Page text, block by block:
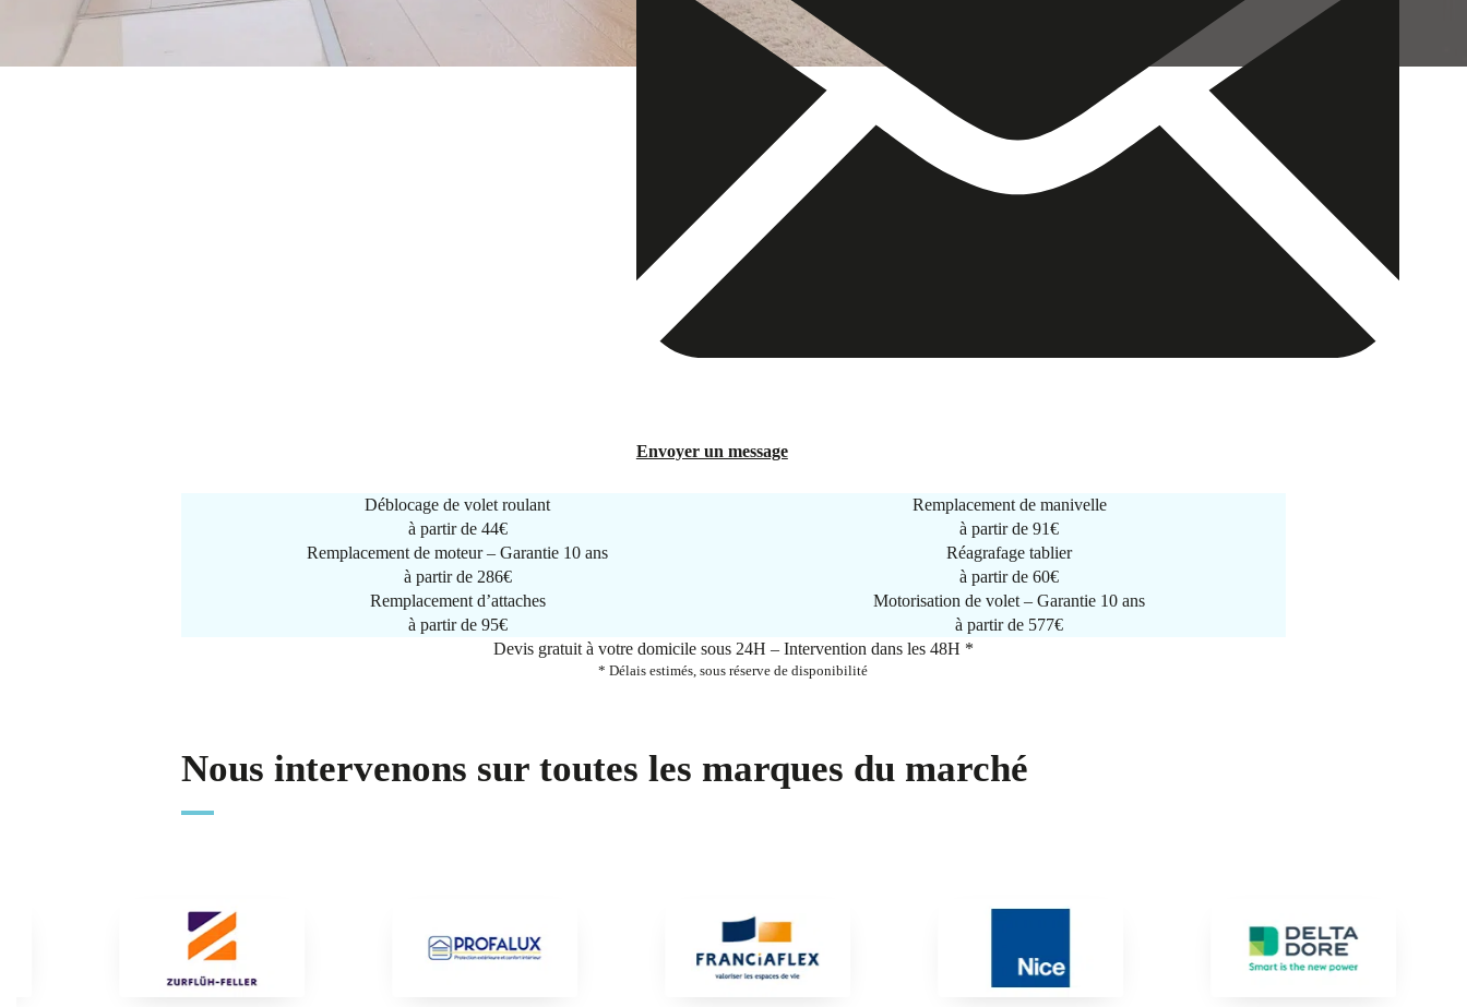
Envoyer un message
Déblocage de volet roulant
à partir de 44€
Remplacement de manivelle
à partir de91€
Remplacement de moteur – Garantie 10 ans
à partir de 286€
Réagrafage tablier
à partir de60€
Remplacement d’attaches
à partir de 95€
Motorisation de volet – Garantie 10 ans
à partir de 577€
Devis gratuit à votre domicile sous 24H – Intervention dans les 48H *
* Délais estimés, sous réserve de disponibilité
Nous intervenons sur toutes les marques du marché